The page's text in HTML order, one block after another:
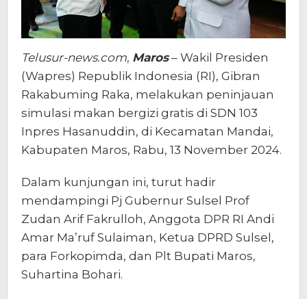
Telusur-news.com, Maros– Wakil Presiden
(Wapres) Republik Indonesia (RI), Gibran
Rakabuming Raka, melakukan peninjauan
simulasi makan bergizi gratis di SDN 103
Inpres Hasanuddin, di Kecamatan Mandai,
Kabupaten Maros, Rabu, 13 November 2024.
Dalam kunjungan ini, turut hadir
mendampingi Pj Gubernur Sulsel Prof
Zudan Arif Fakrulloh, Anggota DPR RI Andi
Amar Ma’ruf Sulaiman, Ketua DPRD Sulsel,
para Forkopimda, dan Plt Bupati Maros,
Suhartina Bohari.